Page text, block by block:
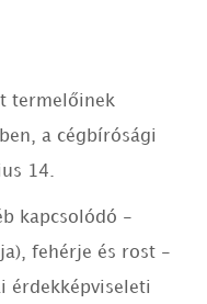
termelőinek
a cégbírósági
14.
kapcsolódó -
fehérje és rost -
érdekképviseleti